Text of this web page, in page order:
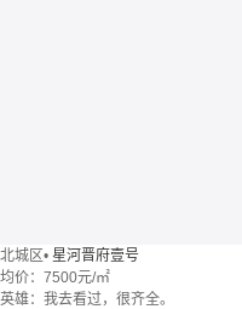
北城区• 星河晋府壹号
均价： 7500元/㎡
英雄：我去看过，很齐全。